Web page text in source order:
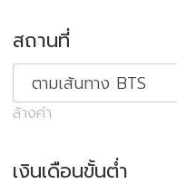
สถานที่
ตามเส้นทาง BTS
ล้างค่า
เงินเดือนขั้นต่ำ